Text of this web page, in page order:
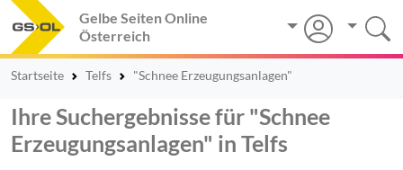
Gelbe Seiten Online
Österreich
Startseite Telfs "Schnee Erzeugungsanlagen"
Ihre Suchergebnisse für "Schnee
Erzeugungsanlagen" in Telfs